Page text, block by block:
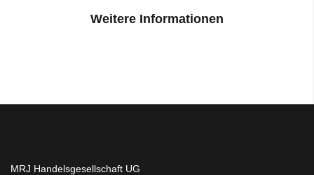
Weitere Informationen
MRJ Handelsgesellschaft UG